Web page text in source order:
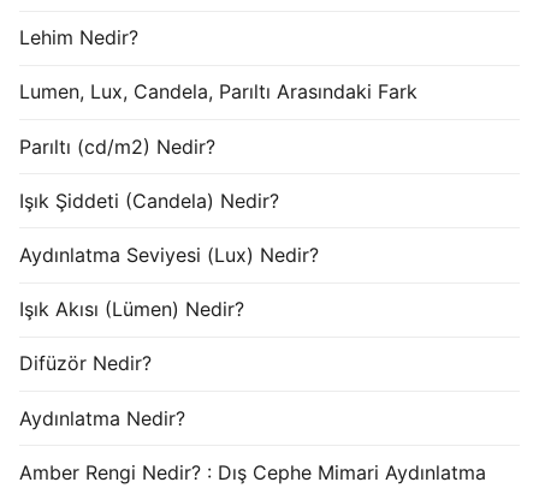
Lehim Nedir?
Lumen, Lux, Candela, Parıltı Arasındaki Fark
Parıltı (cd/m2) Nedir?
Işık Şiddeti (Candela) Nedir?
Aydınlatma Seviyesi (Lux) Nedir?
Işık Akısı (Lümen) Nedir?
Difüzör Nedir?
Aydınlatma Nedir?
Amber Rengi Nedir? : Dış Cephe Mimari Aydınlatma